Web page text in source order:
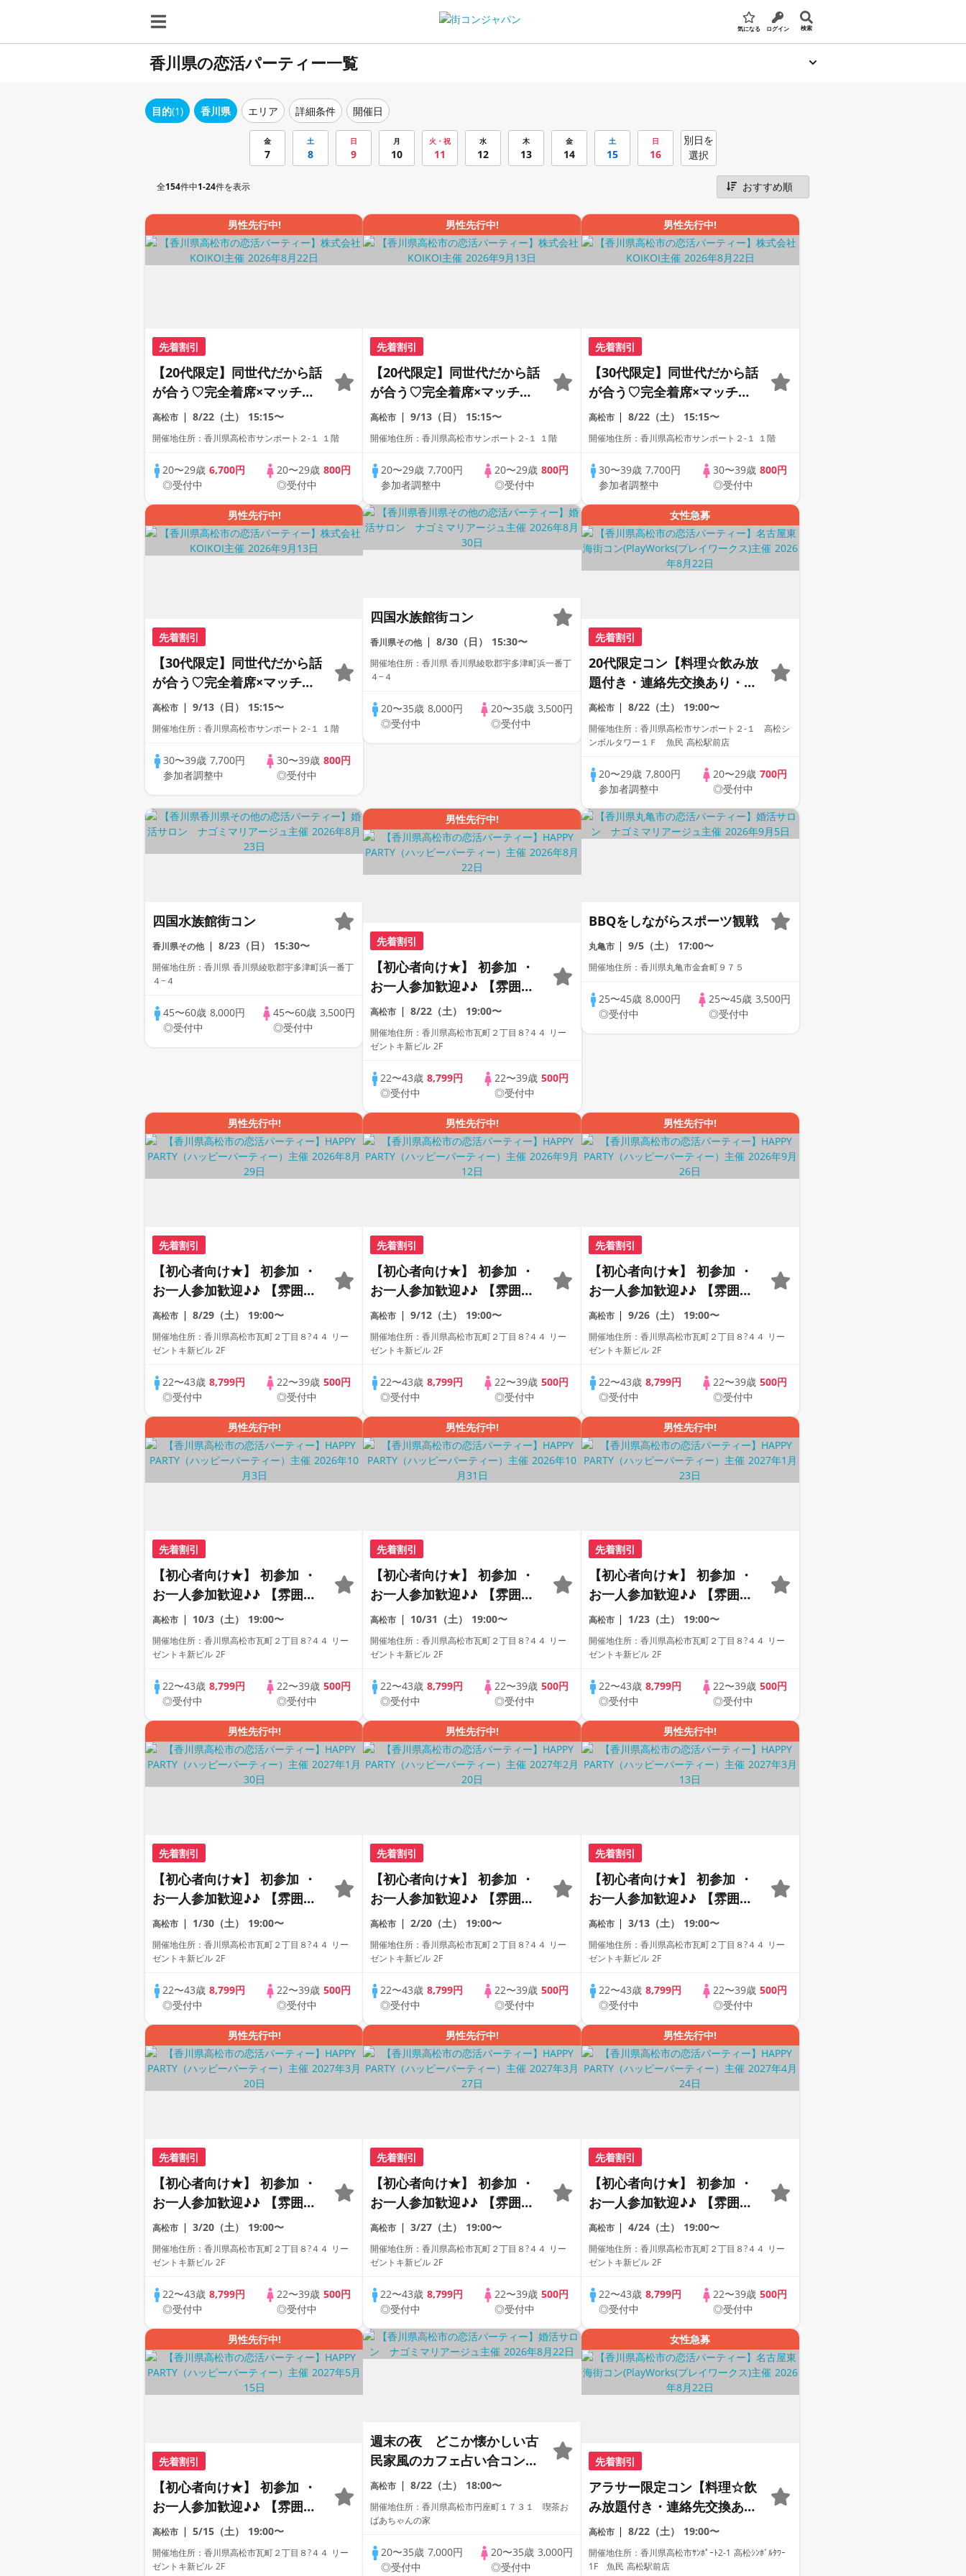
気になる ログイン 検索
香川県の恋活パーティー一覧
目的(1) 香川県 エリア 詳細条件 開催日
金
7
土
8
日
9
月
10
火・祝
11
水
12
木
13
金
14
土
15
日
16
別日を
選択
全154件中1-24件を表示
男性先行中!
先着割引
【20代限定】同世代だから話
が合う♡完全着席×マッチン
グゲーム付きマッチングコン
高松市 8/22（土） 15:15〜
開催地住所：香川県高松市サンポート２-１ １階
20〜29歳6,700円
◎受付中
20〜29歳 800円
◎受付中
男性先行中!
先着割引
【20代限定】同世代だから話
が合う♡完全着席×マッチン
グゲーム付きマッチングコン
高松市 9/13（日） 15:15〜
開催地住所：香川県高松市サンポート２-１ １階
20〜29歳 7,700円
参加者調整中
20〜29歳800円
◎受付中
男性先行中!
先着割引
【30代限定】同世代だから話
が合う♡完全着席×マッチン
グゲーム付きマッチングコン
高松市 8/22（土） 15:15〜
開催地住所：香川県高松市サンポート２-１ １階
30〜39歳7,700円
参加者調整中
30〜39歳 800円
◎受付中
男性先行中!
先着割引
【30代限定】同世代だから話
が合う♡完全着席×マッチン
グゲーム付きマッチングコン
高松市 9/13（日） 15:15〜
開催地住所：香川県高松市サンポート２-１ １階
30〜39歳 7,700円
参加者調整中
30〜39歳 800円
◎受付中
四国水族館街コン
香川県その他 8/30（日） 15:30〜
開催地住所：香川県 香川県綾歌郡宇多津町浜一番丁
４−４
20〜35歳 8,000円
◎受付中
20〜35歳 3,500円
◎受付中
女性急募
先着割引
20代限定コン【料理☆飲み放
題付き・連絡先交換あり・完
全着席型】１名参加多数・初
参加も大歓迎☆プレイワーク
ス主催☆
高松市 8/22（土） 19:00〜
開催地住所：香川県高松市サンポート２-１ 高松シ
ンボルタワー１Ｆ 魚民 高松駅前店
20〜29歳7,800円
参加者調整中
20〜29歳 700円
◎受付中
四国水族館街コン
香川県その他 8/23（日） 15:30〜
開催地住所：香川県 香川県綾歌郡宇多津町浜一番丁
４−４
45〜60歳 8,000円
◎受付中
45〜60歳 3,500円
◎受付中
男性先行中!
先着割引
【初心者向け★】 初参加 ・
お一人参加歓迎♪♪ 【雰囲気
がわかる動画紹介中】週末プ
レミアム街コン
高松市 8/22（土） 19:00〜
開催地住所：香川県高松市瓦町２丁目８?４４ リー
ゼントキ新ビル 2F
22〜43歳8,799円
◎受付中
22〜39歳500円
◎受付中
BBQをしながらスポーツ観戦
丸亀市 9/5（土） 17:00〜
開催地住所：香川県丸亀市金倉町９７５
25〜45歳8,000円
◎受付中
25〜45歳3,500円
◎受付中
男性先行中!
先着割引
【初心者向け★】 初参加 ・
お一人参加歓迎♪♪ 【雰囲気
がわかる動画紹介中】週末プ
レミアム街コン
高松市 8/29（土） 19:00〜
開催地住所：香川県高松市瓦町２丁目８?４４ リー
ゼントキ新ビル 2F
22〜43歳8,799円
◎受付中
22〜39歳 500円
◎受付中
男性先行中!
先着割引
【初心者向け★】 初参加 ・
お一人参加歓迎♪♪ 【雰囲気
がわかる動画紹介中】週末プ
レミアム街コン
高松市 9/12（土） 19:00〜
開催地住所：香川県高松市瓦町２丁目８?４４ リー
ゼントキ新ビル 2F
22〜43歳8,799円
◎受付中
22〜39歳500円
◎受付中
男性先行中!
先着割引
【初心者向け★】 初参加 ・
お一人参加歓迎♪♪ 【雰囲気
がわかる動画紹介中】週末プ
レミアム街コン
高松市 9/26（土） 19:00〜
開催地住所：香川県高松市瓦町２丁目８?４４ リー
ゼントキ新ビル 2F
22〜43歳 8,799円
◎受付中
22〜39歳 500円
◎受付中
男性先行中!
先着割引
【初心者向け★】 初参加 ・
お一人参加歓迎♪♪ 【雰囲気
がわかる動画紹介中】週末プ
レミアム街コン
高松市 10/3（土） 19:00〜
開催地住所：香川県高松市瓦町２丁目８?４４ リー
ゼントキ新ビル 2F
22〜43歳8,799円
◎受付中
22〜39歳 500円
◎受付中
男性先行中!
先着割引
【初心者向け★】 初参加 ・
お一人参加歓迎♪♪ 【雰囲気
がわかる動画紹介中】週末プ
レミアム街コン
高松市 10/31（土） 19:00〜
開催地住所：香川県高松市瓦町２丁目８?４４ リー
ゼントキ新ビル 2F
22〜43歳8,799円
◎受付中
22〜39歳500円
◎受付中
男性先行中!
先着割引
【初心者向け★】 初参加 ・
お一人参加歓迎♪♪ 【雰囲気
がわかる動画紹介中】週末プ
レミアム街コン
高松市 1/23（土） 19:00〜
開催地住所：香川県高松市瓦町２丁目８?４４ リー
ゼントキ新ビル 2F
22〜43歳 8,799円
◎受付中
22〜39歳 500円
◎受付中
男性先行中!
先着割引
【初心者向け★】 初参加 ・
お一人参加歓迎♪♪ 【雰囲気
がわかる動画紹介中】週末プ
レミアム街コン
高松市 1/30（土） 19:00〜
開催地住所：香川県高松市瓦町２丁目８?４４ リー
ゼントキ新ビル 2F
22〜43歳8,799円
◎受付中
22〜39歳 500円
◎受付中
男性先行中!
先着割引
【初心者向け★】 初参加 ・
お一人参加歓迎♪♪ 【雰囲気
がわかる動画紹介中】週末プ
レミアム街コン
高松市 2/20（土） 19:00〜
開催地住所：香川県高松市瓦町２丁目８?４４ リー
ゼントキ新ビル 2F
22〜43歳8,799円
◎受付中
22〜39歳500円
◎受付中
男性先行中!
先着割引
【初心者向け★】 初参加 ・
お一人参加歓迎♪♪ 【雰囲気
がわかる動画紹介中】週末プ
レミアム街コン
高松市 3/13（土） 19:00〜
開催地住所：香川県高松市瓦町２丁目８?４４ リー
ゼントキ新ビル 2F
22〜43歳 8,799円
◎受付中
22〜39歳 500円
◎受付中
男性先行中!
先着割引
【初心者向け★】 初参加 ・
お一人参加歓迎♪♪ 【雰囲気
がわかる動画紹介中】週末プ
レミアム街コン
高松市 3/20（土） 19:00〜
開催地住所：香川県高松市瓦町２丁目８?４４ リー
ゼントキ新ビル 2F
22〜43歳8,799円
◎受付中
22〜39歳 500円
◎受付中
男性先行中!
先着割引
【初心者向け★】 初参加 ・
お一人参加歓迎♪♪ 【雰囲気
がわかる動画紹介中】週末プ
レミアム街コン
高松市 3/27（土） 19:00〜
開催地住所：香川県高松市瓦町２丁目８?４４ リー
ゼントキ新ビル 2F
22〜43歳8,799円
◎受付中
22〜39歳500円
◎受付中
男性先行中!
先着割引
【初心者向け★】 初参加 ・
お一人参加歓迎♪♪ 【雰囲気
がわかる動画紹介中】週末プ
レミアム街コン
高松市 4/24（土） 19:00〜
開催地住所：香川県高松市瓦町２丁目８?４４ リー
ゼントキ新ビル 2F
22〜43歳 8,799円
◎受付中
22〜39歳 500円
◎受付中
男性先行中!
先着割引
【初心者向け★】 初参加 ・
お一人参加歓迎♪♪ 【雰囲気
がわかる動画紹介中】週末プ
レミアム街コン
高松市 5/15（土） 19:00〜
開催地住所：香川県高松市瓦町２丁目８?４４ リー
ゼントキ新ビル 2F
週末の夜 どこか懐かしい古
民家風のカフェ占い合コンパ
ーティー
高松市 8/22（土） 18:00〜
開催地住所：香川県高松市円座町１７３１ 喫茶お
ばあちゃんの家
20〜35歳 7,000円
◎受付中
20〜35歳 3,000円
◎受付中
女性急募
先着割引
アラサー限定コン【料理☆飲
み放題付き・連絡先交換あ
り・完全着席型】１名参加多
数・初参加も大歓迎☆プレイ
ワークス主催☆
高松市 8/22（土） 19:00〜
開催地住所：香川県高松市ｻﾝﾎﾟｰﾄ2-1 高松ｼﾝﾎﾞﾙﾀﾜｰ
1F 魚民 高松駅前店